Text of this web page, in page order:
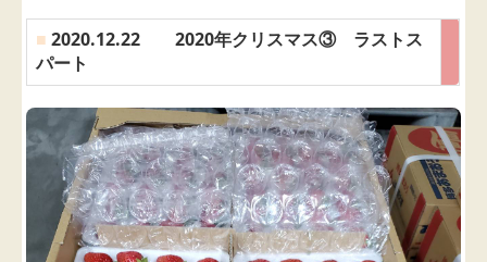
■ 2020.12.22 2020年クリスマス③ ラストス
パート